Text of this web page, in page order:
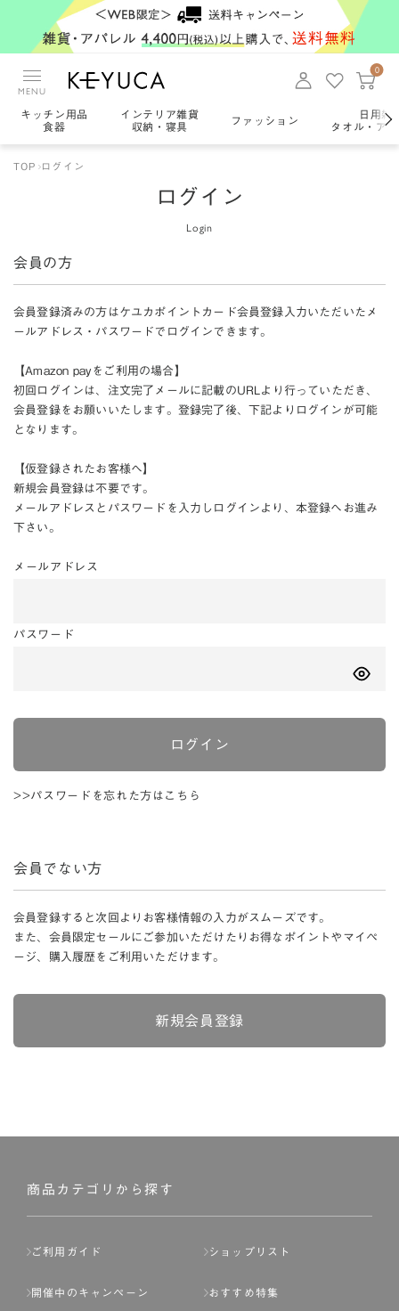
MENU
0
キッチン用品
食器
インテリア雑貨
収納・寝具
ファッション
日用雑
タオル・ア
TOP ログイン
ログイン
Login
会員の方
会員登録済みの方はケユカポイントカード会員登録入力いただいたメ
ールアドレス・パスワードでログインできます。
【Amazon payをご利用の場合】
初回ログインは、注文完了メールに記載のURLより行っていただき、
会員登録をお願いいたします。登録完了後、下記よりログインが可能
となります。
【仮登録されたお客様へ】
新規会員登録は不要です。
メールアドレスとパスワードを入力しログインより、本登録へお進み
下さい。
メールアドレス
パスワード
ログイン
>>パスワードを忘れた方はこちら
会員でない方
会員登録すると次回よりお客様情報の入力がスムーズです。
また、会員限定セールにご参加いただけたりお得なポイントやマイペ
ージ、購入履歴をご利用いただけます。
新規会員登録
商品カテゴリから探す
ご利用ガイド ショップリスト
開催中のキャンペーン おすすめ特集